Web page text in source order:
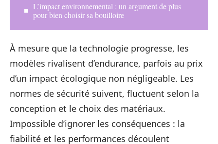
L’impact environnemental : un argument de plus
pour bien choisir sa bouilloire
À mesure que la technologie progresse, les
modèles rivalisent d’endurance, parfois au prix
d’un impact écologique non négligeable. Les
normes de sécurité suivent, fluctuent selon la
conception et le choix des matériaux.
Impossible d’ignorer les conséquences : la
fiabilité et les performances découlent